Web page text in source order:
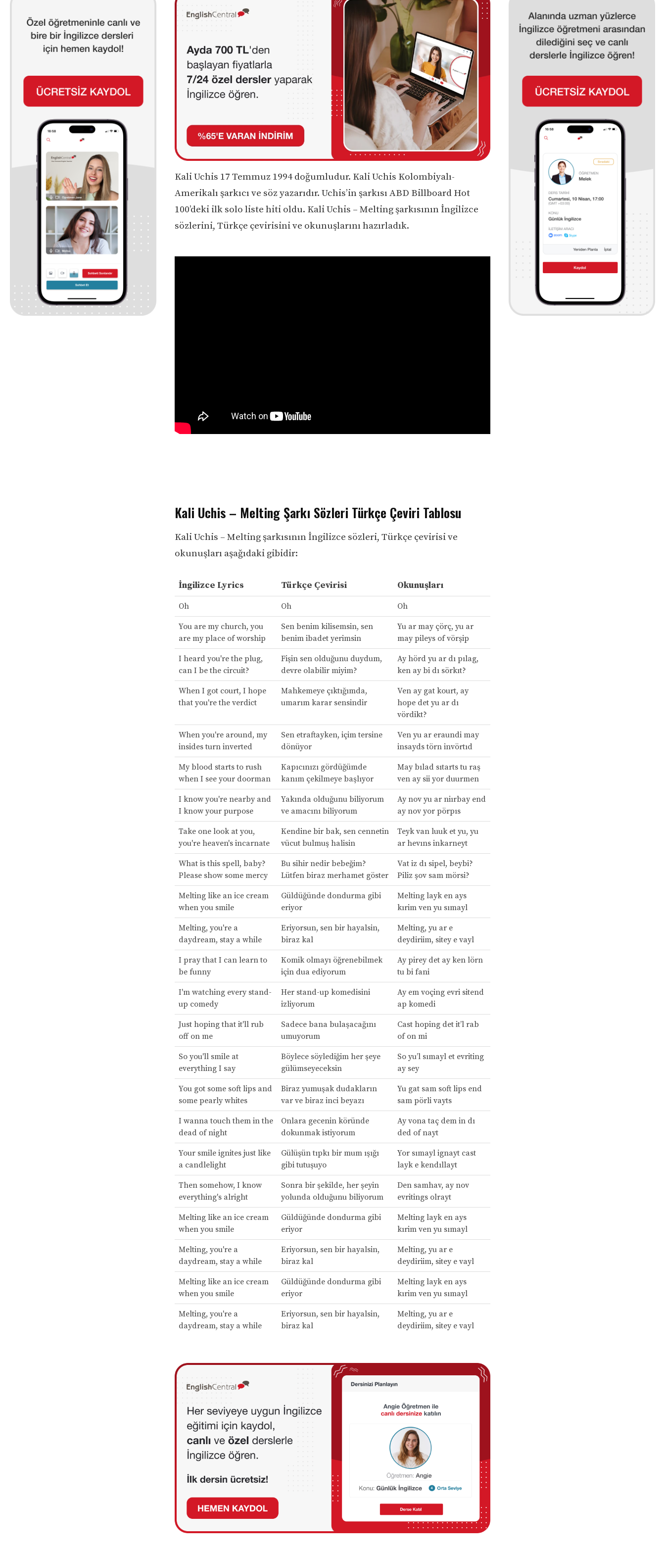
Kali Uchis 17 Temmuz 1994 doğumludur. Kali Uchis Kolombiyalı-
Amerikalı şarkıcı ve söz yazarıdır. Uchis’in şarkısı ABD Billboard Hot
100’deki ilk solo liste hiti oldu. Kali Uchis – Melting şarkısının İngilizce
sözlerini, Türkçe çevirisini ve okunuşlarını hazırladık.
Kali Uchis – Melting Şarkı Sözleri Türkçe Çeviri Tablosu
Kali Uchis – Melting şarkısının İngilizce sözleri, Türkçe çevirisi ve
okunuşları aşağıdaki gibidir:
İngilizce Lyrics Türkçe Çevirisi Okunuşları
Oh Oh Oh
You are my church, you
are my place of worship
Sen benim kilisemsin, sen
benim ibadet yerimsin
Yu ar may çörç, yu ar
may pileys of vörşip
I heard you're the plug,
can I be the circuit?
Fişin sen olduğunu duydum,
devre olabilir miyim?
Ay hörd yu ar dı pılag,
ken ay bi dı sörkıt?
When I got court, I hope
that you're the verdict
Mahkemeye çıktığımda,
umarım karar sensindir
Ven ay gat kourt, ay
hope det yu ar dı
vördikt?
When you're around, my
insides turn inverted
Sen etraftayken, içim tersine
dönüyor
Ven yu ar eraundi may
insayds törn invörtıd
My blood starts to rush
when I see your doorman
Kapıcınızı gördüğümde
kanım çekilmeye başlıyor
May bılad sıtarts tu raş
ven ay sii yor duurmen
I know you're nearby and
I know your purpose
Yakında olduğunu biliyorum
ve amacını biliyorum
Ay nov yu ar niırbay end
ay nov yor pörpıs
Take one look at you,
you're heaven's incarnate
Kendine bir bak, sen cennetin
vücut bulmuş halisin
Teyk van luuk et yu, yu
ar hevıns inkarneyt
What is this spell, baby?
Please show some mercy
Bu sihir nedir bebeğim?
Lütfen biraz merhamet göster
Vat iz dı sipel, beybi?
Piliz şov sam mörsi?
Melting like an ice cream
when you smile
Güldüğünde dondurma gibi
eriyor
Melting layk en ays
kırim ven yu sımayl
Melting, you're a
daydream, stay a while
Eriyorsun, sen bir hayalsin,
biraz kal
Melting, yu ar e
deydiriim, sitey e vayl
I pray that I can learn to
be funny
Komik olmayı öğrenebilmek
için dua ediyorum
Ay pirey det ay ken lörn
tu bi fani
I'm watching every stand-
up comedy
Her stand-up komedisini
izliyorum
Ay em voçing evri sitend
ap komedi
Just hoping that it'll rub
off on me
Sadece bana bulaşacağını
umuyorum
Cast hoping det it’l rab
of on mi
So you'll smile at
everything I say
Böylece söylediğim her şeye
gülümseyeceksin
So yu’l sımayl et evriting
ay sey
You got some soft lips and
some pearly whites
Biraz yumuşak dudakların
var ve biraz inci beyazı
Yu gat sam soft lips end
sam pörli vayts
I wanna touch them in the
dead of night
Onlara gecenin köründe
dokunmak istiyorum
Ay vona taç dem in dı
ded of nayt
Your smile ignites just like
a candlelight
Gülüşün tıpkı bir mum ışığı
gibi tutuşuyo
Yor sımayl ignayt cast
layk e kendıllayt
Then somehow, I know
everything's alright
Sonra bir şekilde, her şeyin
yolunda olduğunu biliyorum
Den samhav, ay nov
evritings olrayt
Melting like an ice cream
when you smile
Güldüğünde dondurma gibi
eriyor
Melting layk en ays
kırim ven yu sımayl
Melting, you're a
daydream, stay a while
Eriyorsun, sen bir hayalsin,
biraz kal
Melting, yu ar e
deydiriim, sitey e vayl
Melting like an ice cream
when you smile
Güldüğünde dondurma gibi
eriyor
Melting layk en ays
kırim ven yu sımayl
Melting, you're a
daydream, stay a while
Eriyorsun, sen bir hayalsin,
biraz kal
Melting, yu ar e
deydiriim, sitey e vayl